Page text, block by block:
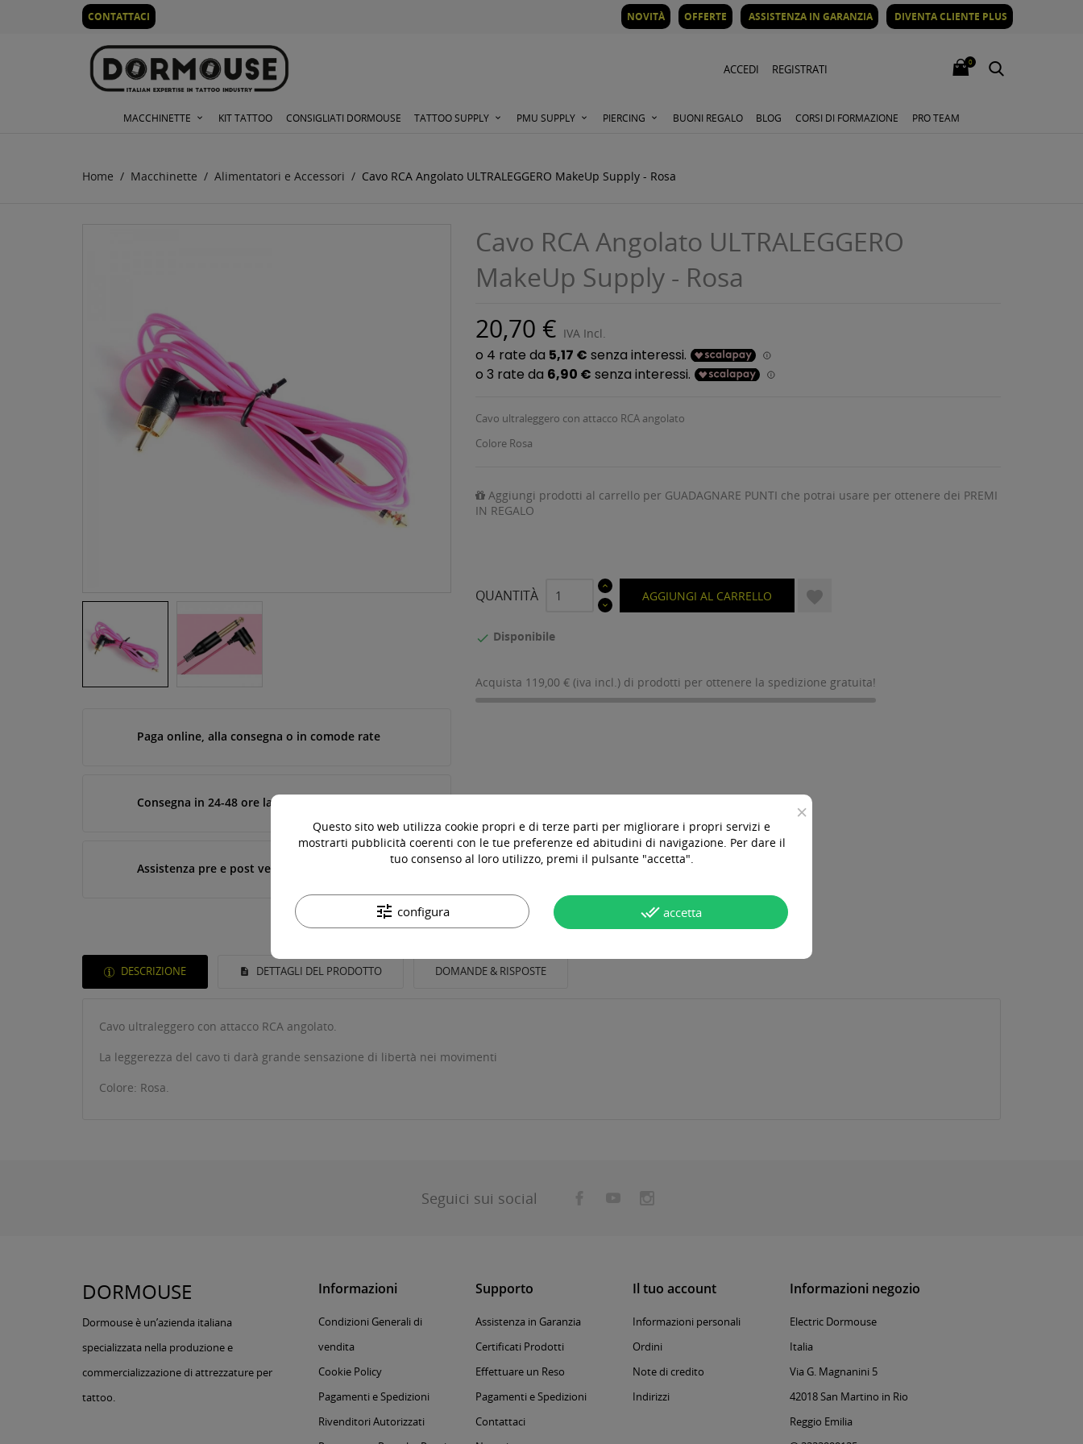
CONTATTACI NOVITÀ OFFERTE ASSISTENZA IN GARANZIA DIVENTA CLIENTE PLUS
ACCEDI REGISTRATI
0
MACCHINETTE KIT TATTOO CONSIGLIATI DORMOUSE TATTOO SUPPLY PMU SUPPLY PIERCING BUONI REGALO BLOG CORSI DI FORMAZIONE PRO TEAM
Home Macchinette Alimentatori e Accessori Cavo RCA Angolato ULTRALEGGERO MakeUp Supply - Rosa
Paga online, alla consegna o in comode rate
Consegna in 24-48 ore lavorative*
Assistenza pre e post vendita
Cavo RCA Angolato ULTRALEGGERO
MakeUp Supply - Rosa
20,70 € IVA Incl.
Cavo ultraleggero con attacco RCA angolato
Colore Rosa
Aggiungi prodotti al carrello per GUADAGNARE PUNTI che potrai usare per ottenere dei PREMI
IN REGALO
QUANTITÀ AGGIUNGI AL CARRELLO 
 Disponibile
Acquista 119,00 € (iva incl.) di prodotti per ottenere la spedizione gratuita!
DESCRIZIONE DETTAGLI DEL PRODOTTO DOMANDE & RISPOSTE
Cavo ultraleggero con attacco RCA angolato.
La leggerezza del cavo ti darà grande sensazione di libertà nei movimenti
Colore: Rosa.
Seguici sui social
DORMOUSE
Dormouse è un’azienda italiana
specializzata nella produzione e
commercializzazione di attrezzature per
tattoo.
Informazioni
Condizioni Generali di
vendita
Cookie Policy
Pagamenti e Spedizioni
Rivenditori Autorizzati
Supporto
Assistenza in Garanzia
Certificati Prodotti
Effettuare un Reso
Pagamenti e Spedizioni
Contattaci
Il tuo account
Informazioni personali
Ordini
Note di credito
Indirizzi
Informazioni negozio
Electric Dormouse
Italia
Via G. Magnanini 5
42018 San Martino in Rio
Reggio Emilia
×
Questo sito web utilizza cookie propri e di terze parti per migliorare i propri servizi e
mostrarti pubblicità coerenti con le tue preferenze ed abitudini di navigazione. Per dare il
tuo consenso al loro utilizzo, premi il pulsante "accetta".
tune configura done_all accetta